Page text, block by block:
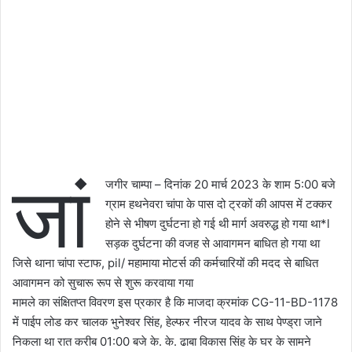
जां
जगीर चाम्पा – दिनांक 20 मार्च 2023 के शाम 5:00 बजे
ग्राम हथनेवरा चांपा के पास दो ट्रकों की आपस में टक्कर
होने से भीषण दुर्घटना हो गई थी मार्ग अवरुद्ध हो गया था*l
सड़क दुर्घटना की वजह से आवागमन बाधित हो गया था
जिसे थाना चांपा स्टाफ, pil/ महामाया मोटर्स की कर्मचारियों की मदद से बाधित
आवागमन को सुचारू रूप से शुरू करवाया गया
मामले का संक्षितप्त विवरण इस प्रकार है कि माजदा क्रमांक CG-11-BD-1178
में पाईप लोड कर चालक भुनेश्वर सिंह, हेल्फर नीरज यादव के साथ पेण्ड्रा जाने
निकला था रात करीब 01:00 बजे के. के. ढाबा विकास सिंह के घर के सामने